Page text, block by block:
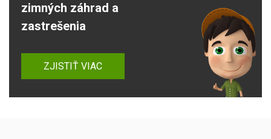
zimných záhrad a
zastrešenia
ZJISTIŤ VIAC